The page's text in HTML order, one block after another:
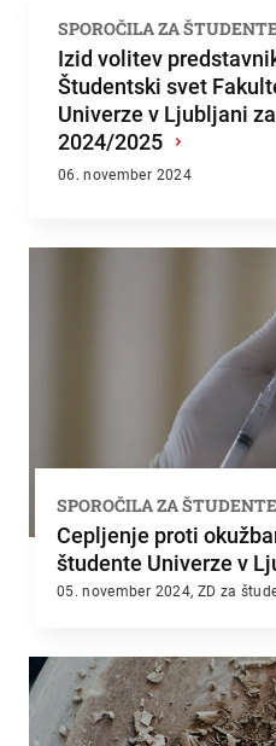
SPOROČILA ZA
Izid volitev
Študentski svet
Univerze v Ljubljani
2024/2025 ›
06. november 2024
SPOROČILA ZA ŠTUDENTE
Cepljenje proti
študente Univerze v
05. november 2024, ZD za